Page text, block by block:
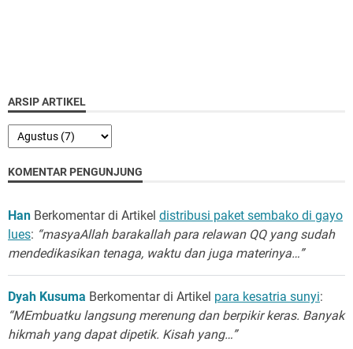
ARSIP ARTIKEL
KOMENTAR PENGUNJUNG
Han Berkomentar di Artikel distribusi paket sembako di gayo
lues: “masyaAllah barakallah para relawan QQ yang sudah
mendedikasikan tenaga, waktu dan juga materinya…”
Dyah Kusuma Berkomentar di Artikel para kesatria sunyi:
“MEmbuatku langsung merenung dan berpikir keras. Banyak
hikmah yang dapat dipetik. Kisah yang…”